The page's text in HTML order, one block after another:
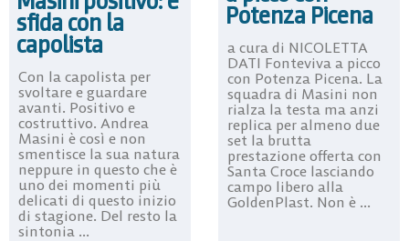
sfida con la
capolista
Con la capolista per
svoltare e guardare
avanti. Positivo e
costruttivo. Andrea
Masini è così e non
smentisce la sua natura
neppure in questo che è
uno dei momenti più
delicati di questo inizio
di stagione. Del resto la
sintonia ...
Potenza Picena
a cura di NICOLETTA
DATI Fonteviva a picco
con Potenza Picena. La
squadra di Masini non
rialza la testa ma anzi
replica per almeno due
set la brutta
prestazione offerta con
Santa Croce lasciando
campo libero alla
GoldenPlast. Non è ...